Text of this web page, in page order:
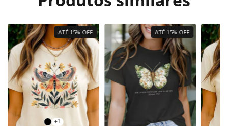
ATÉ 15% OFF
+1
ATÉ 15% OFF